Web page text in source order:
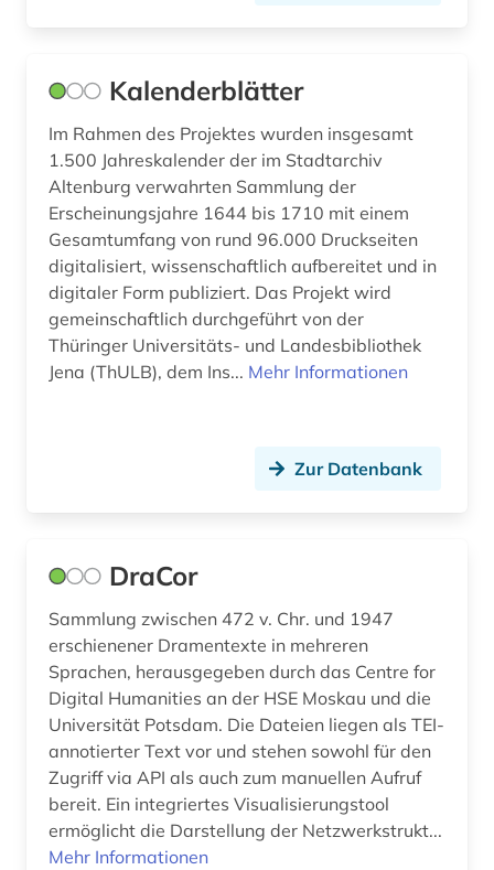
Kalenderblätter
Im Rahmen des Projektes wurden insgesamt
1.500 Jahreskalender der im Stadtarchiv
Altenburg verwahrten Sammlung der
Erscheinungsjahre 1644 bis 1710 mit einem
Gesamtumfang von rund 96.000 Druckseiten
digitalisiert, wissenschaftlich aufbereitet und in
digitaler Form publiziert. Das Projekt wird
gemeinschaftlich durchgeführt von der
Thüringer Universitäts- und Landesbibliothek
Jena (ThULB), dem Ins... Mehr Informationen
Zur Datenbank
DraCor
Sammlung zwischen 472 v. Chr. und 1947
erschienener Dramentexte in mehreren
Sprachen, herausgegeben durch das Centre for
Digital Humanities an der HSE Moskau und die
Universität Potsdam. Die Dateien liegen als TEI-
annotierter Text vor und stehen sowohl für den
Zugriff via API als auch zum manuellen Aufruf
bereit. Ein integriertes Visualisierungstool
ermöglicht die Darstellung der Netzwerkstrukt...
Mehr Informationen